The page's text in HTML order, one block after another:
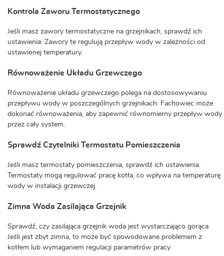
Kontrola Zaworu Termostatycznego
Jeśli masz zawory termostatyczne na grzejnikach, sprawdź ich
ustawienia. Zawory te regulują przepływ wody w zależności od
ustawionej temperatury.
Równoważenie Układu Grzewczego
Równoważenie układu grzewczego polega na dostosowywaniu
przepływu wody w poszczególnych grzejnikach. Fachowiec może
dokonać równoważenia, aby zapewnić równomierny przepływ wody
przez cały system.
Sprawdź Czytelniki Termostatu Pomieszczenia
Jeśli masz termostaty pomieszczenia, sprawdź ich ustawienia.
Termostaty mogą regulować pracę kotła, co wpływa na temperaturę
wody w instalacji grzewczej.
Zimna Woda Zasilająca Grzejnik
Sprawdź, czy zasilająca grzejnik woda jest wystarczająco gorąca.
Jeśli jest zbyt zimna, to może być spowodowane problemem z
kotłem lub wymaganiem regulacji parametrów pracy.